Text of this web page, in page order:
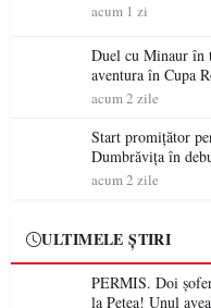
acum 1 zi
Duel cu Minaur în
aventura în Cupa
acum 2 zile
Start promițător
Dumbrăvița în
acum 2 zile
ULTIMELE ȘTIRI
PERMIS. Doi
la Petea! Unul